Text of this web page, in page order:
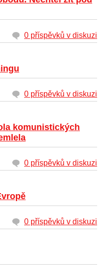
0 příspěvků v diskuzi
0 příspěvků v diskuzi
komunistických
0 příspěvků v diskuzi
0 příspěvků v diskuzi